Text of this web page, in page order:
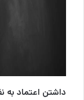
داشتن اعتماد به